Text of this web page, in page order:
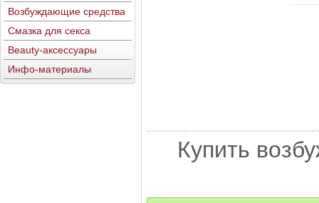
Возбуждающие средства
Смазка для секса
Beauty-аксессуары
Инфо-материалы
Купить